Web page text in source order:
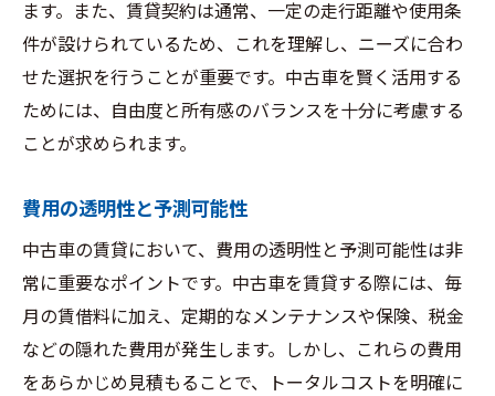
ます。また、賃貸契約は通常、一定の走行距離や使用条
件が設けられているため、これを理解し、ニーズに合わ
せた選択を行うことが重要です。中古車を賢く活用する
ためには、自由度と所有感のバランスを十分に考慮する
ことが求められます。
費用の透明性と予測可能性
中古車の賃貸において、費用の透明性と予測可能性は非
常に重要なポイントです。中古車を賃貸する際には、毎
月の賃借料に加え、定期的なメンテナンスや保険、税金
などの隠れた費用が発生します。しかし、これらの費用
をあらかじめ見積もることで、トータルコストを明確に